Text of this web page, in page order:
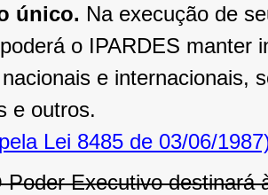
único. Na execução de
o IPARDES manter
e internacionais,
e outros.
Lei 8485 de 03/06/
Poder Executivo destinará